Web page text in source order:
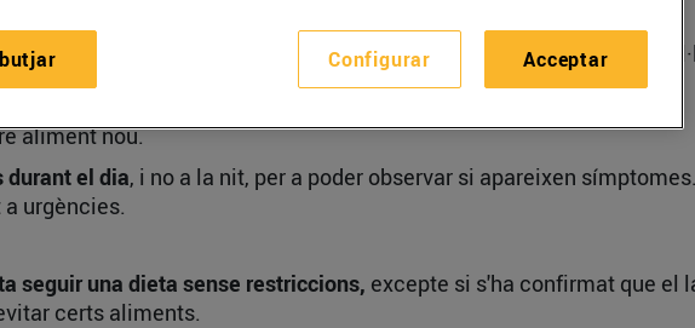
prendreprecaucions per a detectar-les:
que com més tard se li donin, més gran sembla ser la probabilitat
aliment nou.
el dia, i no a la nit, per a poder observar si apareixen
urgències.
seguir una dieta sense restriccions, excepte si s'ha confirmat que el
certs aliments.
Configurar Acceptar